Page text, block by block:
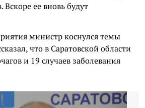
Вскоре ее вновь будут
министр коснулся темы
что в Саратовской области
и 19 случаев заболевания